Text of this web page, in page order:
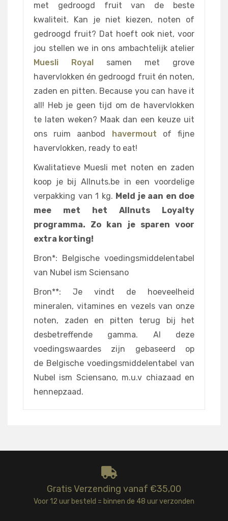
met gedroogd fruit van de beste
kwaliteit. Kan je niet kiezen, noten of
gedroogd fruit? Dat hoeft ook niet, voor
jou stellen we in ons ambachtelijk atelier
Muesli Royal samen met grove
havervlokken én gedroogd fruit én noten,
zaden en pitten. Because you can have it
all! Heb je geen tijd om de havervlokken
te laten weken? Maak dan een keuze uit
ons ruim aanbod havermout of fijne
havervlokken, ready to eat!
Kwalitatieve Muesli met noten en zaden
koop je bij Allnuts.be in een voordelige
verpakking van 1 kg. Meld je aan en doe
mee met het Allnuts Loyalty
programma. Zo kan je sparen voor
extra korting!
Bron*: Belgische voedingsmiddelentabel
van Nubel ism Sciensano
Bron**: Je vindt de hoeveelheid
mineralen, vitamines en vezels van onze
noten, zaden en pitten terug bij het
desbetreffende gamma. Al deze
voedingswaardes zijn gebaseerd op
de Belgische voedingsmiddelentabel van
Nubel ism Sciensano, m.u.v chiazaad en
hennepzaad.
Gratis Verzending vanaf €35,00
Voor 12 uur besteld = binnen de 48 uur verzonden